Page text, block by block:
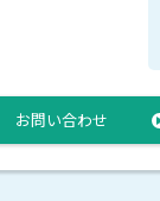
お問い合わせ